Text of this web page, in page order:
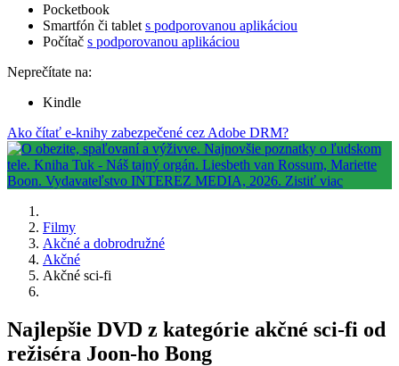
Pocketbook
Smartfón či tablet s podporovanou aplikáciou
Počítač s podporovanou aplikáciou
Neprečítate na:
Kindle
Ako čítať e-knihy zabezpečené cez Adobe DRM?
Filmy
Akčné a dobrodružné
Akčné
Akčné sci-fi
Najlepšie DVD z kategórie akčné sci-fi od
režiséra Joon-ho Bong